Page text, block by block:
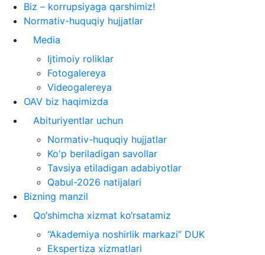
Biz – korrupsiyaga qarshimiz!
Normativ-huquqiy hujjatlar
Media
Ijtimoiy roliklar
Fotogalereya
Videogalereya
OAV biz haqimizda
Abituriyentlar uchun
Normativ-huquqiy hujjatlar
Ko'p beriladigan savollar
Tavsiya etiladigan adabiyotlar
Qabul-2026 natijalari
Bizning manzil
Qo‘shimcha xizmat ko‘rsatamiz
“Akademiya noshirlik markazi” DUK
Ekspertiza xizmatlari